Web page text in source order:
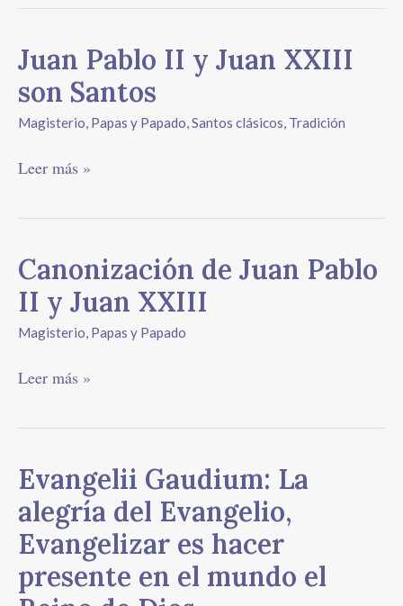
Juan Pablo II y Juan XXIII
son Santos
Magisterio, Papas y Papado,Santos clásicos, Tradición
Juan
Pablo
II
y
XXIII
Leer más »
Canonización de Juan Pablo
II y Juan XXIII
Magisterio, Papas y Papado
Canonización
de
Juan
Pablo
y
Leer más »
Evangelii Gaudium: La
alegría del Evangelio,
Evangelizar es hacer
presente en el mundo el
Evangelii
Gaudium:
La
alegría
del
Evangelio,